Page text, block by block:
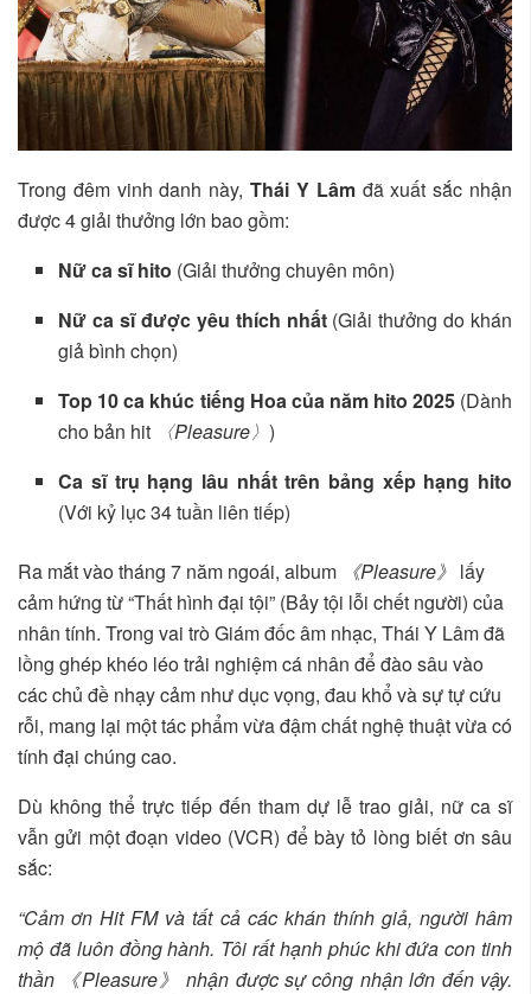
Trong đêm vinh danh này,Thái Y Lâmđã xuất sắc nhận
được 4 giải thưởng lớn bao gồm:
Nữ ca sĩ hito (Giải thưởng chuyên môn)
Nữ ca sĩ được yêu thích nhất(Giải thưởng do khán
giả bình chọn)
Top 10 ca khúc tiếng Hoa của năm hito 2025(Dành
cho bản hit
〈Pleasure〉)
Ca sĩ trụ hạng lâu nhất trên bảng xếp hạng hito
(Với kỷ lục 34 tuần liên tiếp)
Ra mắt vào tháng 7 năm ngoái, album 《Pleasure》 lấy
cảm hứng từ “Thất hình đại tội” (Bảy tội lỗi chết người) của
nhân tính. Trong vai trò Giám đốc âm nhạc, Thái Y Lâm đã
lồng ghép khéo léo trải nghiệm cá nhân để đào sâu vào
các chủ đề nhạy cảm như dục vọng, đau khổ và sự tự cứu
rỗi, mang lại một tác phẩm vừa đậm chất nghệ thuật vừa có
tính đại chúng cao.
Dù không thể trực tiếp đến tham dự lễ trao giải, nữ ca sĩ
vẫn gửi một đoạn video (VCR) để bày tỏ lòng biết ơn sâu
sắc:
“Cảm ơn Hit FM và tất cả các khán thính giả, người hâm
mộ đã luôn đồng hành. Tôi rất hạnh phúc khi đứa con tinh
thần 《Pleasure》 nhận được sự công nhận lớn đến vậy.